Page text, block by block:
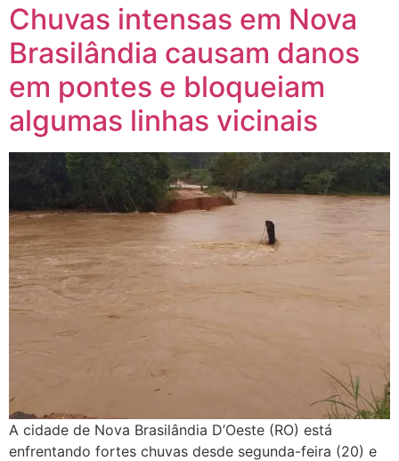
Chuvas intensas em Nova
Brasilândia causam danos
em pontes e bloqueiam
algumas linhas vicinais
A cidade de Nova Brasilândia D’Oeste (RO) está
enfrentando fortes chuvas desde segunda-feira (20) e